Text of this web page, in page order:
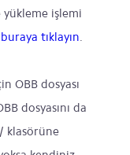
yükleme işlemi
buraya tıklayın.
OBB dosyası
dosyasını da
klasörüne